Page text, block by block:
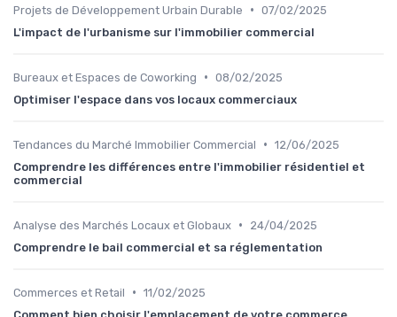
Projets de Développement Urbain Durable • 07/02/2025
L'impact de l'urbanisme sur l'immobilier commercial
Bureaux et Espaces de Coworking • 08/02/2025
Optimiser l'espace dans vos locaux commerciaux
Tendances du Marché Immobilier Commercial • 12/06/2025
Comprendre les différences entre l'immobilier résidentiel et
commercial
Analyse des Marchés Locaux et Globaux •
24/04/2025
Comprendre le bail commercial et sa réglementation
Commerces et Retail • 11/02/2025